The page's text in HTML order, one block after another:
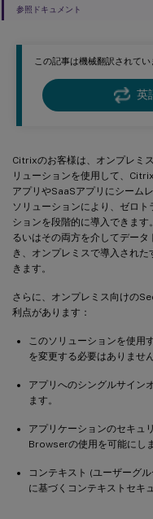
この記事は機械翻訳されてい
英
Citrixのお客様は、オンプレミ
リューションを使用して、
アプリやSaaSアプリにシーム
ソリューションにより、ゼロ
ションを段階的に導入できま
るいはその両方を介してデー
き、オンプレミスで導入され
きます。
さらに、オンプレミス向けの
利点があります：
このソリューションを使用
を変更する必要はありません
アプリへのシングルサイン
ます。
アプリケーションのセキ
Browserの使用を可能にしま
コンテキスト (ユーザーグ
に基づくコンテキストセキ
参照ドキュメント